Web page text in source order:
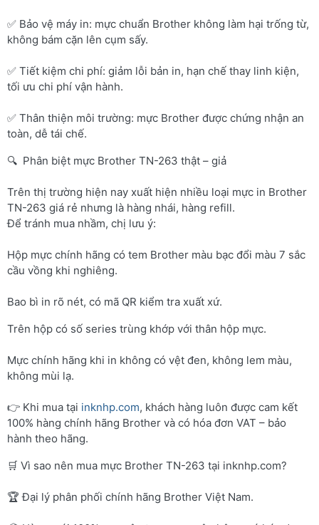
✅ Bảo vệ máy in: mực chuẩn Brother không làm hại trống từ,
không bám cặn lên cụm sấy.
✅ Tiết kiệm chi phí: giảm lỗi bản in, hạn chế thay linh kiện,
tối ưu chi phí vận hành.
✅ Thân thiện môi trường: mực Brother được chứng nhận an
toàn, dễ tái chế.
🔍 Phân biệt mực Brother TN-263 thật – giả
Trên thị trường hiện nay xuất hiện nhiều loại mực in Brother
TN-263 giá rẻ nhưng là hàng nhái, hàng refill.
Để tránh mua nhầm, chị lưu ý:
Hộp mực chính hãng có tem Brother màu bạc đổi màu 7 sắc
cầu vồng khi nghiêng.
Bao bì in rõ nét, có mã QR kiểm tra xuất xứ.
Trên hộp có số series trùng khớp với thân hộp mực.
Mực chính hãng khi in không có vệt đen, không lem màu,
không mùi lạ.
👉 Khi mua tại inknhp.com, khách hàng luôn được cam kết
100% hàng chính hãng Brother và có hóa đơn VAT – bảo
hành theo hãng.
🛒 Vì sao nên mua mực Brother TN-263 tại inknhp.com?
🏆 Đại lý phân phối chính hãng Brother Việt Nam.